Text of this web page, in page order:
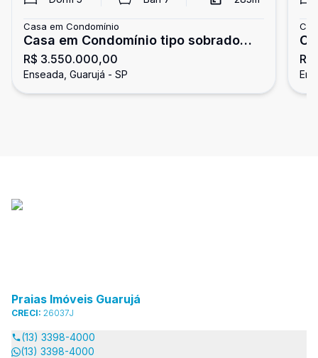
Casa em Condomínio
Casa em Condomínio tipo sobrado
frente ao mar, 5 suítes, Enseada,
Guarujá
R$ 3.550.000,00
Enseada, Guarujá - SP
Praias Imóveis Guarujá
CRECI: 26037J
(13) 3398-4000
(13) 3398-4000